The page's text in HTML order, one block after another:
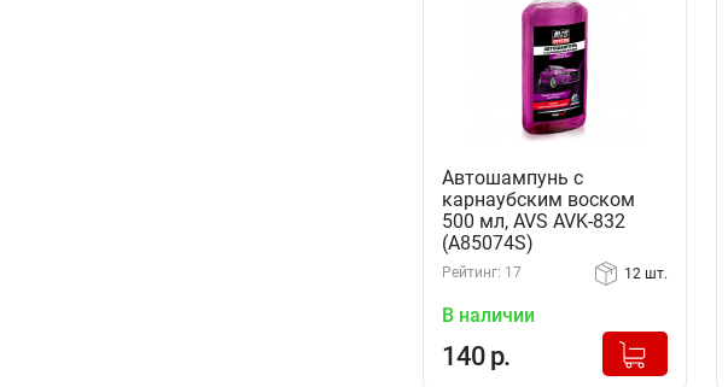
Автошампунь с
карнаубским воском
500 мл, AVS AVK-832
(A85074S)
Рейтинг: 17 12 шт.
В наличии
140 р.
+
Добавлено в корзину